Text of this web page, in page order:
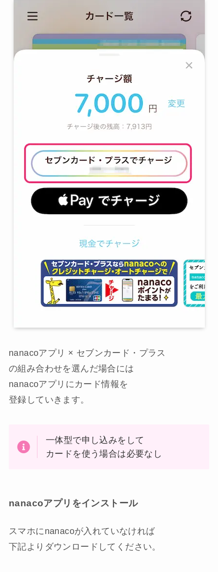
nanacoアプリ × セブンカード・プラス
の組み合わせを選んだ場合には
nanacoアプリにカード情報を
登録していきます。
一体型で申し込みをして
カードを使う場合は必要なし
nanacoアプリをインストール
スマホにnanacoが入れていなければ
下記よりダウンロードしてください。